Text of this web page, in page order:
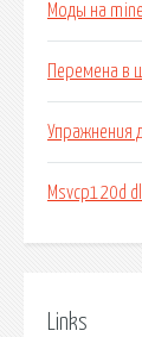
Моды на
Перемена в
Упражнения
Msvcp120d dll
Links